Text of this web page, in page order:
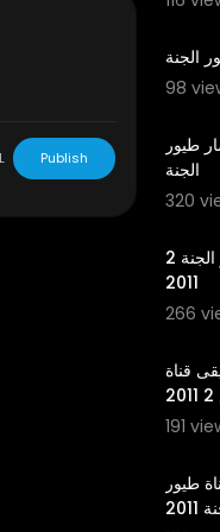
الجنة
98
طيور
الجنة
320
الجنة ديمة بشار محمد بشار قناة طيور الجنة 2
2011
266
قناة
191
طيور
Publish